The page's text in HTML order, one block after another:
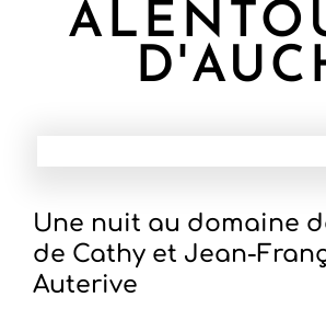
Une nuit au domaine
de Cathy et Jean-
Auterive